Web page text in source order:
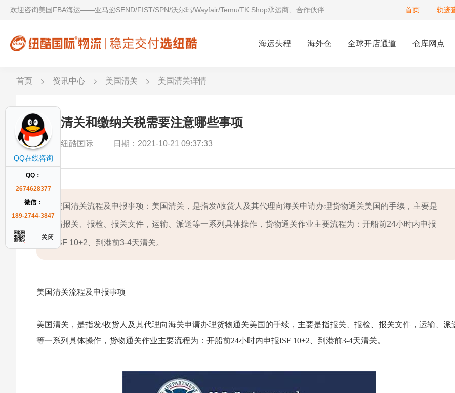
欢迎咨询美国FBA海运——亚马逊SEND/FIST/SPN/沃尔玛/Wayfair/Temu/TK Shop承运商、合作伙伴 首页 轨迹
海运头程 海外仓 全球开店通道 仓库网点
首页 资讯中心 美国清关 美国清关详情
美国清关和缴纳关税需要注意哪些事项
作者：纽酷国际 日期：2021-10-21 09:37:33
美国清关流程及申报事项：美国清关，是指发/收货人及其代理向海关申请办理货物通关美国的手续，主要是
指报关、报检、报关文件，运输、派送等一系列具体操作，货物通关作业主要流程为：开船前24小时内申报
ISF 10+2、到港前3-4天清关。
美国清关流程及申报事项
美国清关，是指发/收货人及其代理向海关申请办理货物通关美国的手续，主要是指报关、报检、报关文件，运输、派
等一系列具体操作，货物通关作业主要流程为：开船前24小时内申报ISF 10+2、到港前3-4天清关。
QQ在线咨询
QQ：
2674628377
微信：
189-2744-3847